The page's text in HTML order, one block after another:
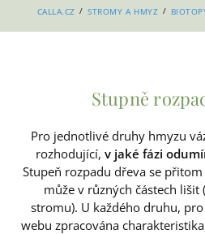
CALLA.CZ / STROMY A HMYZ /
Stupně
Pro jednotlivé druhy hmyzu
rozhodující, v jaké fázi
Stupeň rozpadu dřeva se
může v různých částech
stromu). U každého druhu,
webu zpracována